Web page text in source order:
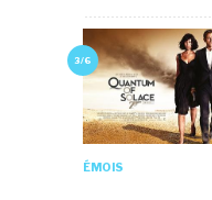
3/6
ÉMOIS